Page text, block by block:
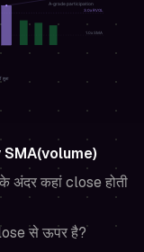
अंदर कहां close होती
से ऊपर है?